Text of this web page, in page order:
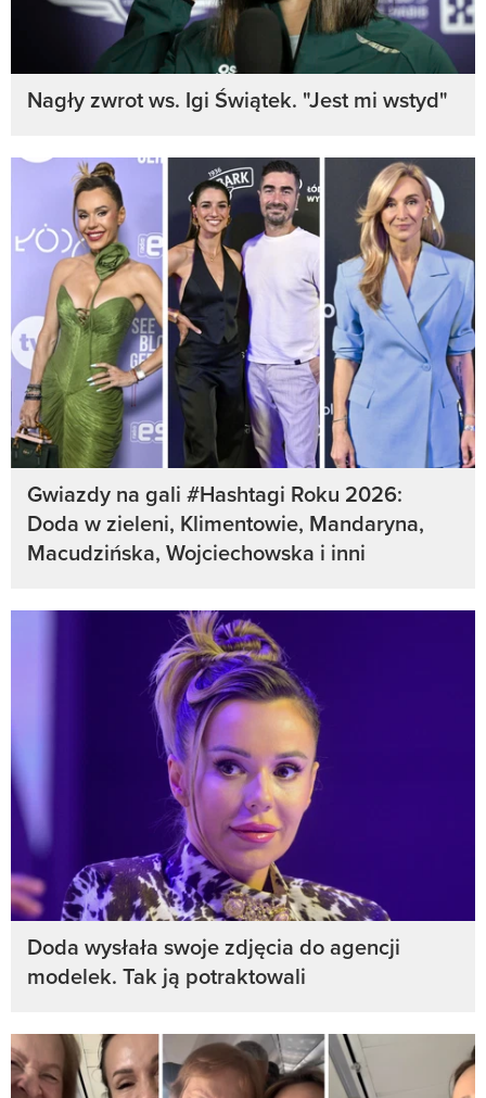
Nagły zwrot ws. Igi Świątek. "Jest mi wstyd"
Gwiazdy na gali #Hashtagi Roku 2026:
Doda w zieleni, Klimentowie, Mandaryna,
Macudzińska, Wojciechowska i inni
Doda wysłała swoje zdjęcia do agencji
modelek. Tak ją potraktowali